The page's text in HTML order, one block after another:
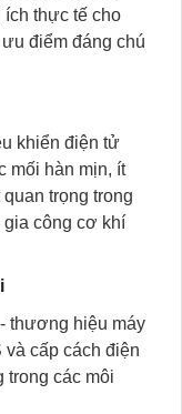
ích thực tế cho
điểm đáng chú
khiển điện tử
mối hàn mịn, ít
trọng trong
gia công cơ khí
thương hiệu máy
và cấp cách điện
trong các môi